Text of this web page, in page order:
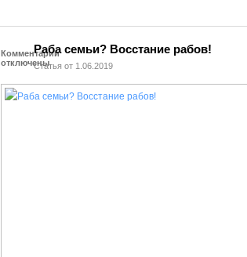
Комментарии
отключены
Раба семьи? Восстание рабов!
Статья от 1.06.2019